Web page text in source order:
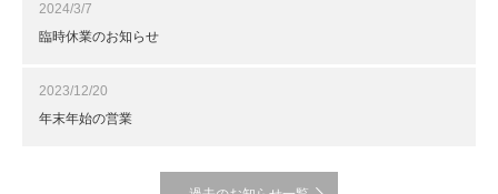
2024/3/7
臨時休業のお知らせ
2023/12/20
年末年始の営業